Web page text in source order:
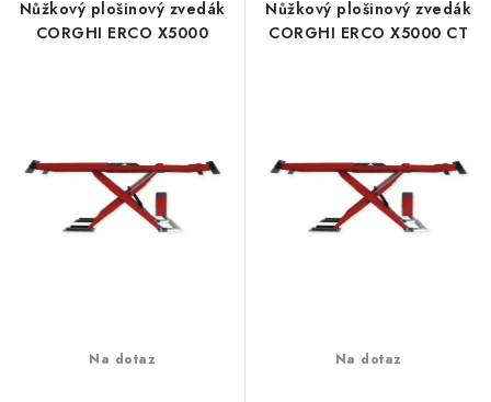
Nůžkový plošinový zvedák
CORGHI ERCO X5000
Na dotaz
Nůžkový plošinový zvedák
CORGHI ERCO X5000 CT
Na dotaz